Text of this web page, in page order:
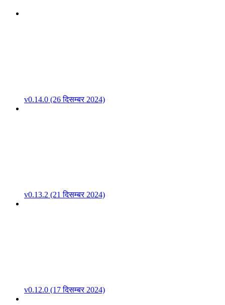
v0.14.0 (26 दिसम्बर 2024)
v0.13.2 (21 दिसम्बर 2024)
v0.12.0 (17 दिसम्बर 2024)